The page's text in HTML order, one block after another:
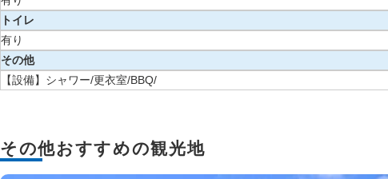
トイレ
有り
その他
【設備】シャワー/更衣室/BBQ/
その他おすすめの観光地